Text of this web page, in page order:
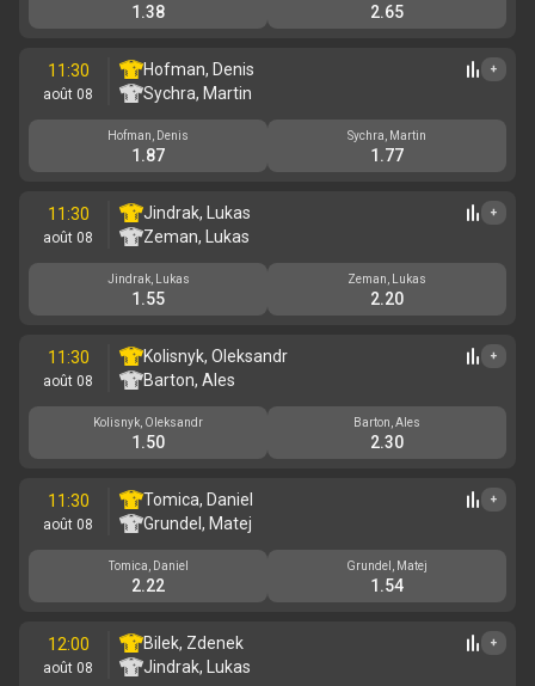
1.38 2.65
11:30
août 08
Hofman, Denis
Sychra, Martin
+
Hofman, Denis
1.87
Sychra, Martin
1.77
11:30
août 08
Jindrak, Lukas
Zeman, Lukas
+
Jindrak, Lukas
1.55
Zeman, Lukas
2.20
11:30
août 08
Kolisnyk, Oleksandr
Barton, Ales
+
Kolisnyk, Oleksandr
1.50
Barton, Ales
2.30
11:30
août 08
Tomica, Daniel
Grundel, Matej
+
Tomica, Daniel
2.22
Grundel, Matej
1.54
12:00
août 08
Bilek, Zdenek
Jindrak, Lukas
+